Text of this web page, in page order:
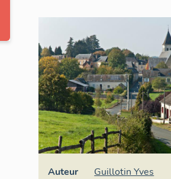
Auteur
Guillotin Yves